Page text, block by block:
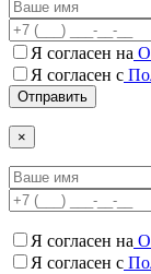
Я согласен на
Я согласен c
×
Я согласен на
Я согласен c